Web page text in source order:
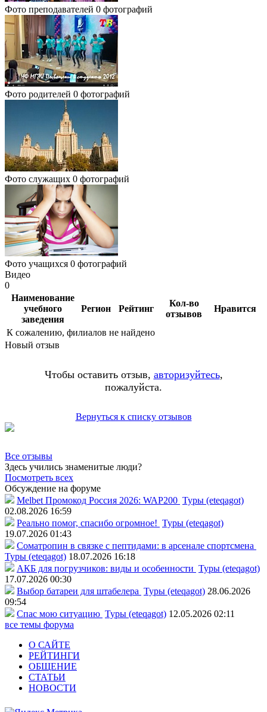
Фото преподавателей 0 фотографий
Фото родителей 0 фотографий
Фото служащих 0 фотографий
Фото учащихся 0 фотографий
Видео
0
Наименование
учебного
заведения
Регион Рейтинг
Кол-во
отзывов
Нравится
К сожалению, филиалов не найдено
Новый отзыв
Чтобы оставить отзыв, авторизуйтесь,
пожалуйста.
Вернуться к списку отзывов
Все отзывы
Здесь учились знаменитые люди?
Посмотреть всех
Обсуждение на форуме
Melbet Промокод Россия 2026: WAP200 Туры (eteqagot)
02.08.2026 16:59
Реально помог, спасибо огромное! Туры (eteqagot)
19.07.2026 01:43
Соматропин в связке с пептидами: в арсенале спортсмена
Туры (eteqagot) 18.07.2026 16:18
АКБ для погрузчиков: виды и особенности Туры (eteqagot)
17.07.2026 00:30
Выбор батареи для штабелера Туры (eteqagot) 28.06.2026
09:54
Спас мою ситуацию Туры (eteqagot) 12.05.2026 02:11
все темы форума
О САЙТЕ
РЕЙТИНГИ
ОБЩЕНИЕ
СТАТЬИ
НОВОСТИ